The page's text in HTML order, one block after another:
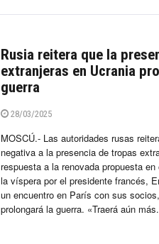
Rusia reitera que la
extranjeras en Ucrania
guerra
28/03/2025
MOSCÚ.- Las autoridades rusas
negativa a la presencia de tropas
respuesta a la renovada propuesta
la víspera por el presidente francés,
un encuentro en París con sus
prolongará la guerra. «Traerá aún